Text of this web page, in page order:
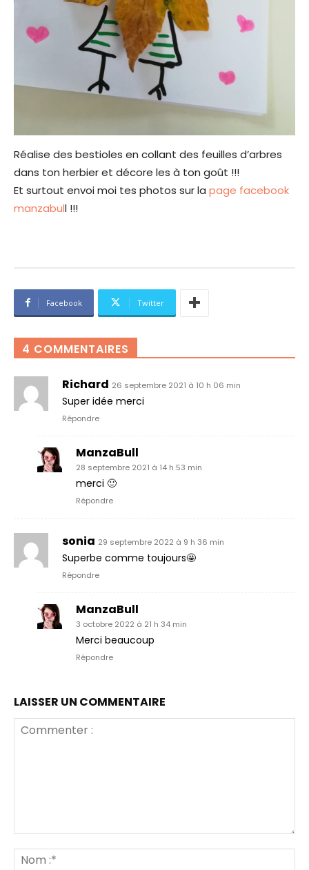
Réalise des bestioles en collant des feuilles d’arbres
dans ton herbier et décore les à ton goût !!!
Et surtout envoi moi tes photos sur la page facebook
manzabull !!!
Facebook Twitter
4 COMMENTAIRES
Richard 26 septembre 2021 à 10 h 06 min
Super idée merci
Répondre
ManzaBull
28 septembre 2021 à 14 h 53 min
merci 🙂
Répondre
sonia 29 septembre 2022 à 9 h 36 min
Superbe comme toujours🤩
Répondre
ManzaBull
3 octobre 2022 à 21 h 34 min
Merci beaucoup
Répondre
LAISSER UN COMMENTAIRE